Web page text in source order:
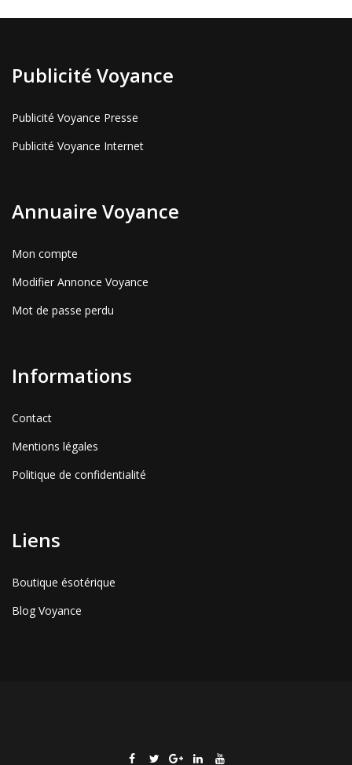
Publicité Voyance
Publicité Voyance Presse
Publicité Voyance Internet
Annuaire Voyance
Mon compte
Modifier Annonce Voyance
Mot de passe perdu
Informations
Contact
Mentions légales
Politique de confidentialité
Liens
Boutique ésotérique
Blog Voyance